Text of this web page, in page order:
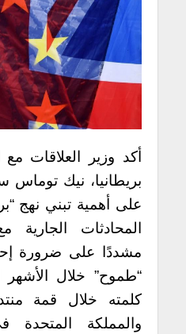
أكد وزير العلاقات مع
بريطانيا، نيك توماس
على أهمية تبني نهج
المحادثات الجارية
مشددًا على ضرورة
“طموح” خلال الأشهر
كلمته خلال قمة
والمملكة المتحدة